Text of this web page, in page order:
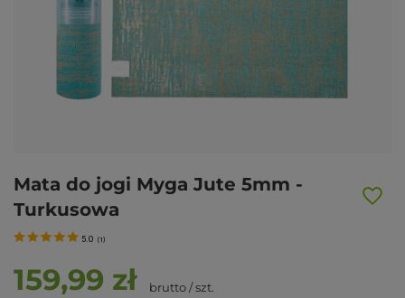
Mata do jogi Myga Jute 5mm -
Turkusowa
5.0 (1)
159,99 zł brutto/szt.